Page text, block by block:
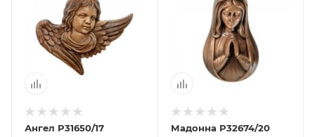
Ангел P31650/17 Мадонна P32674/20